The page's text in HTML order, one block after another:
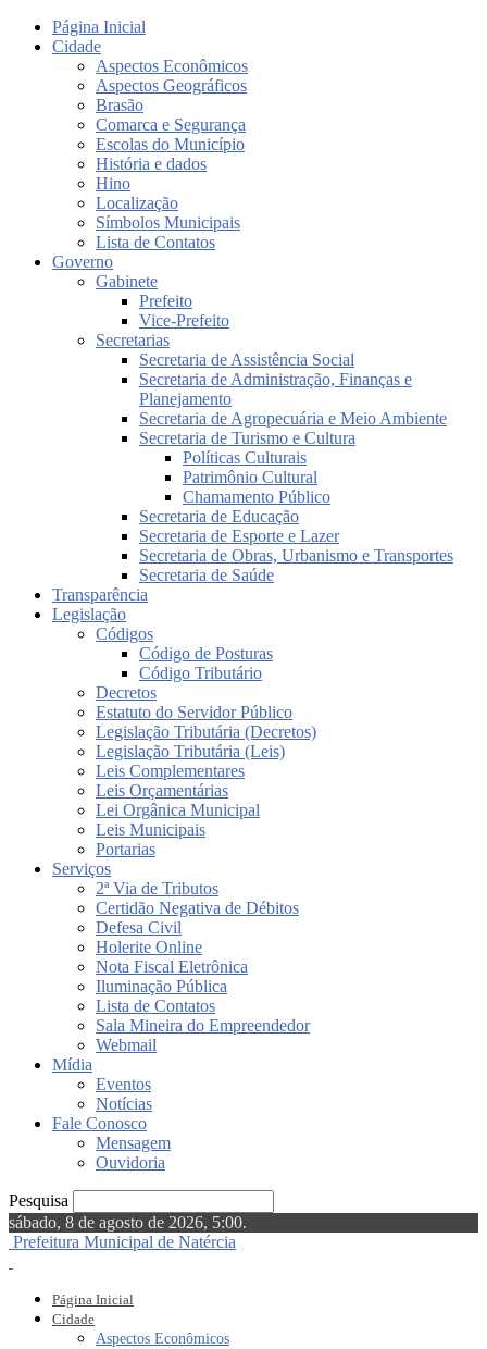
Página Inicial
Cidade
Aspectos Econômicos
Aspectos Geográficos
Brasão
Comarca e Segurança
Escolas do Município
História e dados
Hino
Localização
Símbolos Municipais
Lista de Contatos
Governo
Gabinete
Prefeito
Vice-Prefeito
Secretarias
Secretaria de Assistência Social
Secretaria de Administração, Finanças e
Planejamento
Secretaria de Agropecuária e Meio Ambiente
Secretaria de Turismo e Cultura
Políticas Culturais
Patrimônio Cultural
Chamamento Público
Secretaria de Educação
Secretaria de Esporte e Lazer
Secretaria de Obras, Urbanismo e Transportes
Secretaria de Saúde
Transparência
Legislação
Códigos
Código de Posturas
Código Tributário
Decretos
Estatuto do Servidor Público
Legislação Tributária (Decretos)
Legislação Tributária (Leis)
Leis Complementares
Leis Orçamentárias
Lei Orgânica Municipal
Leis Municipais
Portarias
Serviços
2ª Via de Tributos
Certidão Negativa de Débitos
Defesa Civil
Holerite Online
Nota Fiscal Eletrônica
Iluminação Pública
Lista de Contatos
Sala Mineira do Empreendedor
Webmail
Mídia
Eventos
Notícias
Fale Conosco
Mensagem
Ouvidoria
Pesquisa
sábado, 8 de agosto de 2026, 5:00.
Prefeitura Municipal de Natércia
Página Inicial
Cidade
Aspectos Econômicos